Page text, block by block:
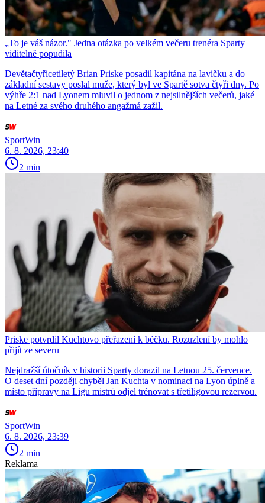
„To je váš názor." Jedna otázka po velkém večeru trenéra Sparty
viditelně popudila
Devětačtyřicetiletý Brian Priske posadil kapitána na lavičku a do
základní sestavy poslal muže, který byl ve Spartě sotva čtyři dny. Po
výhře 2:1 nad Lyonem mluvil o jednom z nejsilnějších večerů, jaké
na Letné za svého druhého angažmá zažil.
SportWin
6. 8. 2026, 23:40
2 min
Priske potvrdil Kuchtovo přeřazení k béčku. Rozuzlení by mohlo
přijít ze severu
Nejdražší útočník v historii Sparty dorazil na Letnou 25. července.
O deset dní později chyběl Jan Kuchta v nominaci na Lyon úplně a
místo přípravy na Ligu mistrů odjel trénovat s třetiligovou rezervou.
SportWin
6. 8. 2026, 23:39
2 min
Reklama